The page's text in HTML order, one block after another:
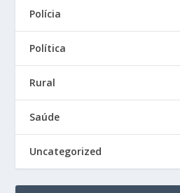
Polícia
Política
Rural
Saúde
Uncategorized